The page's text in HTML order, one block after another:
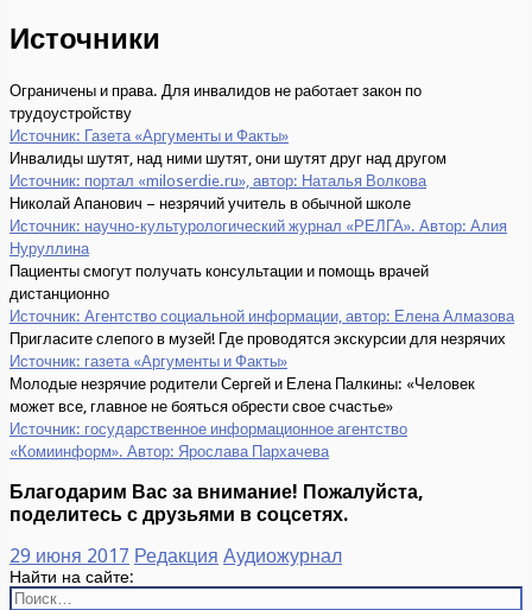
Источники
Ограничены и права. Для инвалидов не работает закон по
трудоустройству
Источник: Газета «Аргументы и Факты»
Инвалиды шутят, над ними шутят, они шутят друг над другом
Источник: портал «miloserdie.ru», автор: Наталья Волкова
Николай Апанович – незрячий учитель в обычной школе
Источник: научно-культурологический журнал «РЕЛГА». Автор: Алия
Нуруллина
Пациенты смогут получать консультации и помощь врачей
дистанционно
Источник: Агентство социальной информации, автор: Елена Алмазова
Пригласите слепого в музей! Где проводятся экскурсии для незрячих
Источник: газета «Аргументы и Факты»
Молодые незрячие родители Сергей и Елена Палкины: «Человек
может все, главное не бояться обрести свое счастье»
Источник: государственное информационное агентство
«Комиинформ». Автор: Ярослава Пархачева
Благодарим Вас за внимание! Пожалуйста,
поделитесь с друзьями в соцсетях.
29 июня 2017 Редакция Аудиожурнал
Найти на сайте: